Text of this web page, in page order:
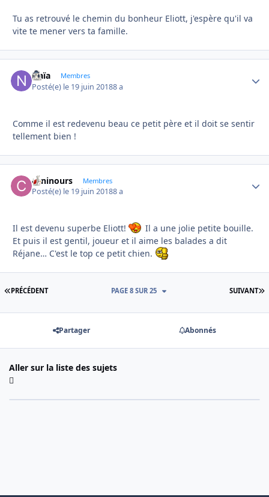
Tu as retrouvé le chemin du bonheur Eliott, j'espère qu'il va
vite te mener vers ta famille.
Naïa Membres
Posté(e) le 19 juin 20188 a
Comme il est redevenu beau ce petit père et il doit se sentir
tellement bien !
caninours Membres
Posté(e) le 19 juin 20188 a
Il est devenu superbe Eliott!
Il a une jolie petite bouille.
Et puis il est gentil, joueur et il aime les balades a dit
Réjane… C'est le top ce petit chien.
PREMIÈRE PAGE
PRÉCÉDENT SUIVANT
PAGE 8 SUR 25
Partager Abonnés
Aller sur la liste des sujets